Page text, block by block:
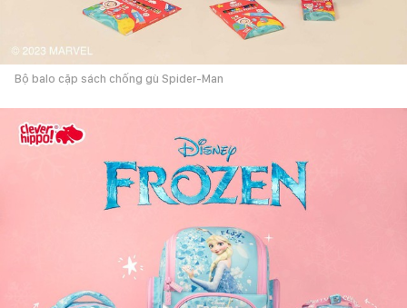
Bộ balo cặp sách chống gù Spider-Man